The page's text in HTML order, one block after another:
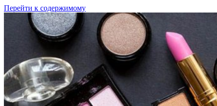
Перейти к содержимому